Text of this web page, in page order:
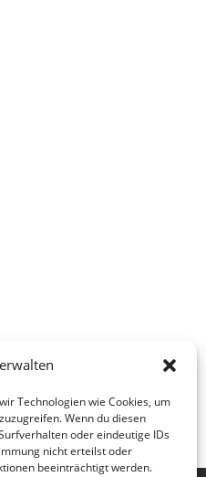
Technologien wie Cookies, um
Wenn du diesen
oder eindeutige IDs
nicht erteilst oder
beeinträchtigt werden.